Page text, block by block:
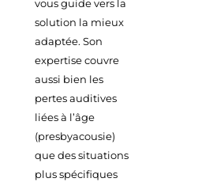
vous guide vers la
solution la mieux
adaptée. Son
expertise couvre
aussi bien les
pertes auditives
liées à l’âge
(presbyacousie)
que des situations
plus spécifiques